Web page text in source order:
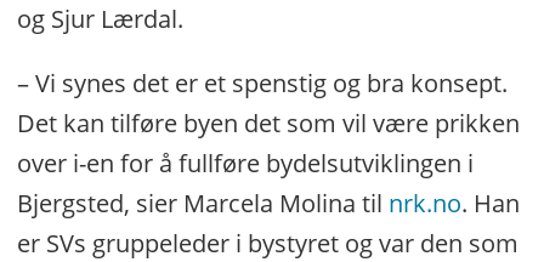
og Sjur Lærdal.
– Vi synes det er et spenstig og bra konsept.
Det kan tilføre byen det som vil være prikken
over i-en for å fullføre bydelsutviklingen i
Bjergsted, sier Marcela Molina til nrk.no. Han
er SVs gruppeleder i bystyret og var den som